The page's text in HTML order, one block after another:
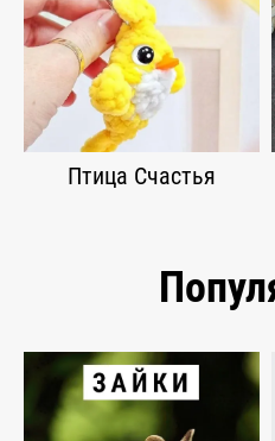
Птица Счастья